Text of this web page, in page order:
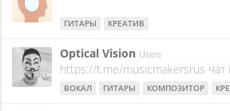
ГИТАРЫ КРЕАТИВ
Optical Vision Users
https://t.me/musicmakersrus чат
ВОКАЛ ГИТАРЫ КОМПОЗИТОР